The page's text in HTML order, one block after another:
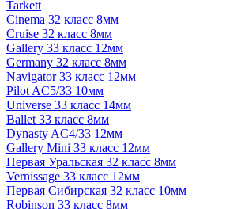
Tarkett
Cinema 32 класс 8мм
Cruise 32 класс 8мм
Gallery 33 класс 12мм
Germany 32 класс 8мм
Navigator 33 класс 12мм
Pilot AC5/33 10мм
Universe 33 класс 14мм
Ballet 33 класс 8мм
Dynasty AC4/33 12мм
Gallery Mini 33 класс 12мм
Первая Уральская 32 класс 8мм
Vernissage 33 класс 12мм
Первая Сибирская 32 класс 10мм
Robinson 33 класс 8мм